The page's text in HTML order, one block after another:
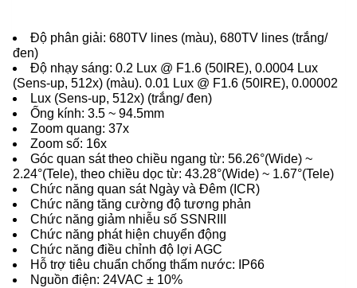
Độ phân giải: 680TV lines (màu), 680TV lines (trắng/
đen)
Độ nhạy sáng: 0.2 Lux @ F1.6 (50IRE), 0.0004 Lux
(Sens-up, 512x) (màu). 0.01 Lux @ F1.6 (50IRE), 0.00002
Lux (Sens-up, 512x) (trắng/ đen)
Ống kính: 3.5 ~ 94.5mm
Zoom quang: 37x
Zoom số: 16x
Góc quan sát theo chiều ngang từ: 56.26°(Wide) ~
2.24°(Tele), theo chiều dọc từ: 43.28°(Wide) ~ 1.67°(Tele)
Chức năng quan sát Ngày và Đêm (ICR)
Chức năng tăng cường độ tương phản
Chức năng giảm nhiễu số SSNRIII
Chức năng phát hiện chuyển động
Chức năng điều chỉnh độ lợi AGC
Hỗ trợ tiêu chuẩn chống thấm nước: IP66
Nguồn điện: 24VAC ± 10%